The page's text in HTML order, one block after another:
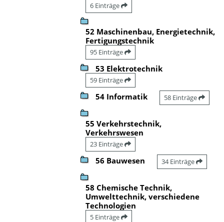
6 Einträge
52 Maschinenbau, Energietechnik,
Fertigungstechnik
95 Einträge
53 Elektrotechnik
59 Einträge
54 Informatik 58 Einträge
55 Verkehrstechnik,
Verkehrswesen
23 Einträge
56 Bauwesen 34 Einträge
58 Chemische Technik,
Umwelttechnik, verschiedene
Technologien
5 Einträge